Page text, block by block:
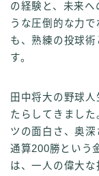
の経験と、未来へ
うな圧倒的な力
も、熟練の投球
す。
田中将大の野球
たらしてきまし
ツの面白さ、奥
通算200勝という
は、一人の偉大